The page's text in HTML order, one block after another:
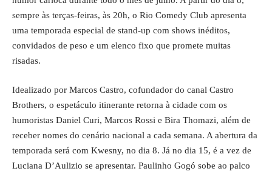
sempre às terças-feiras, às 20h, o Rio Comedy Club apresenta
uma temporada especial de stand-up com shows inéditos,
convidados de peso e um elenco fixo que promete muitas
risadas.
Idealizado por Marcos Castro, cofundador do canal Castro
Brothers, o espetáculo itinerante retorna à cidade com os
humoristas Daniel Curi, Marcos Rossi e Bira Thomazi, além de
receber nomes do cenário nacional a cada semana. A abertura da
temporada será com Kwesny, no dia 8. Já no dia 15, é a vez de
Luciana D’Aulizio se apresentar. Paulinho Gogó sobe ao palco